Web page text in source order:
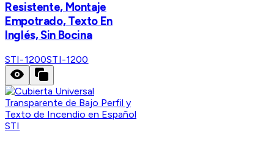
Resistente, Montaje
Empotrado, Texto En
Inglés, Sin Bocina
STI-1200STI-1200
STI